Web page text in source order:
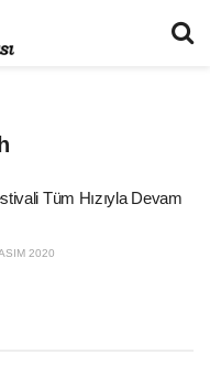
Tüm Hızıyla Devam
2020